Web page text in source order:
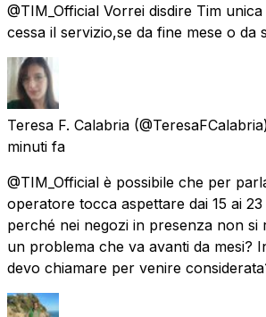
@TIM_Official Vorrei disdire Tim
cessa il servizio,se da fine mese o da
Teresa F. Calabria
minuti fa
@TIM_Official è possibile che per
operatore tocca aspettare dai 15 ai
perché nei negozi in presenza non si
un problema che va avanti da mesi?
devo chiamare per venire